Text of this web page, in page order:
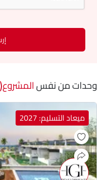
وحدات من نفسالمشروع(102)
ميعاد التسليم: 2027